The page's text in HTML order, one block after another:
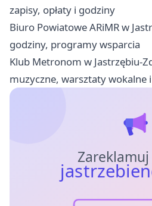
zapisy, opłaty i godziny
Biuro Powiatowe ARiMR w
godziny, programy wsparcia
Klub Metronom w Jastrzębiu-
muzyczne, warsztaty wokalne
Zareklamuj